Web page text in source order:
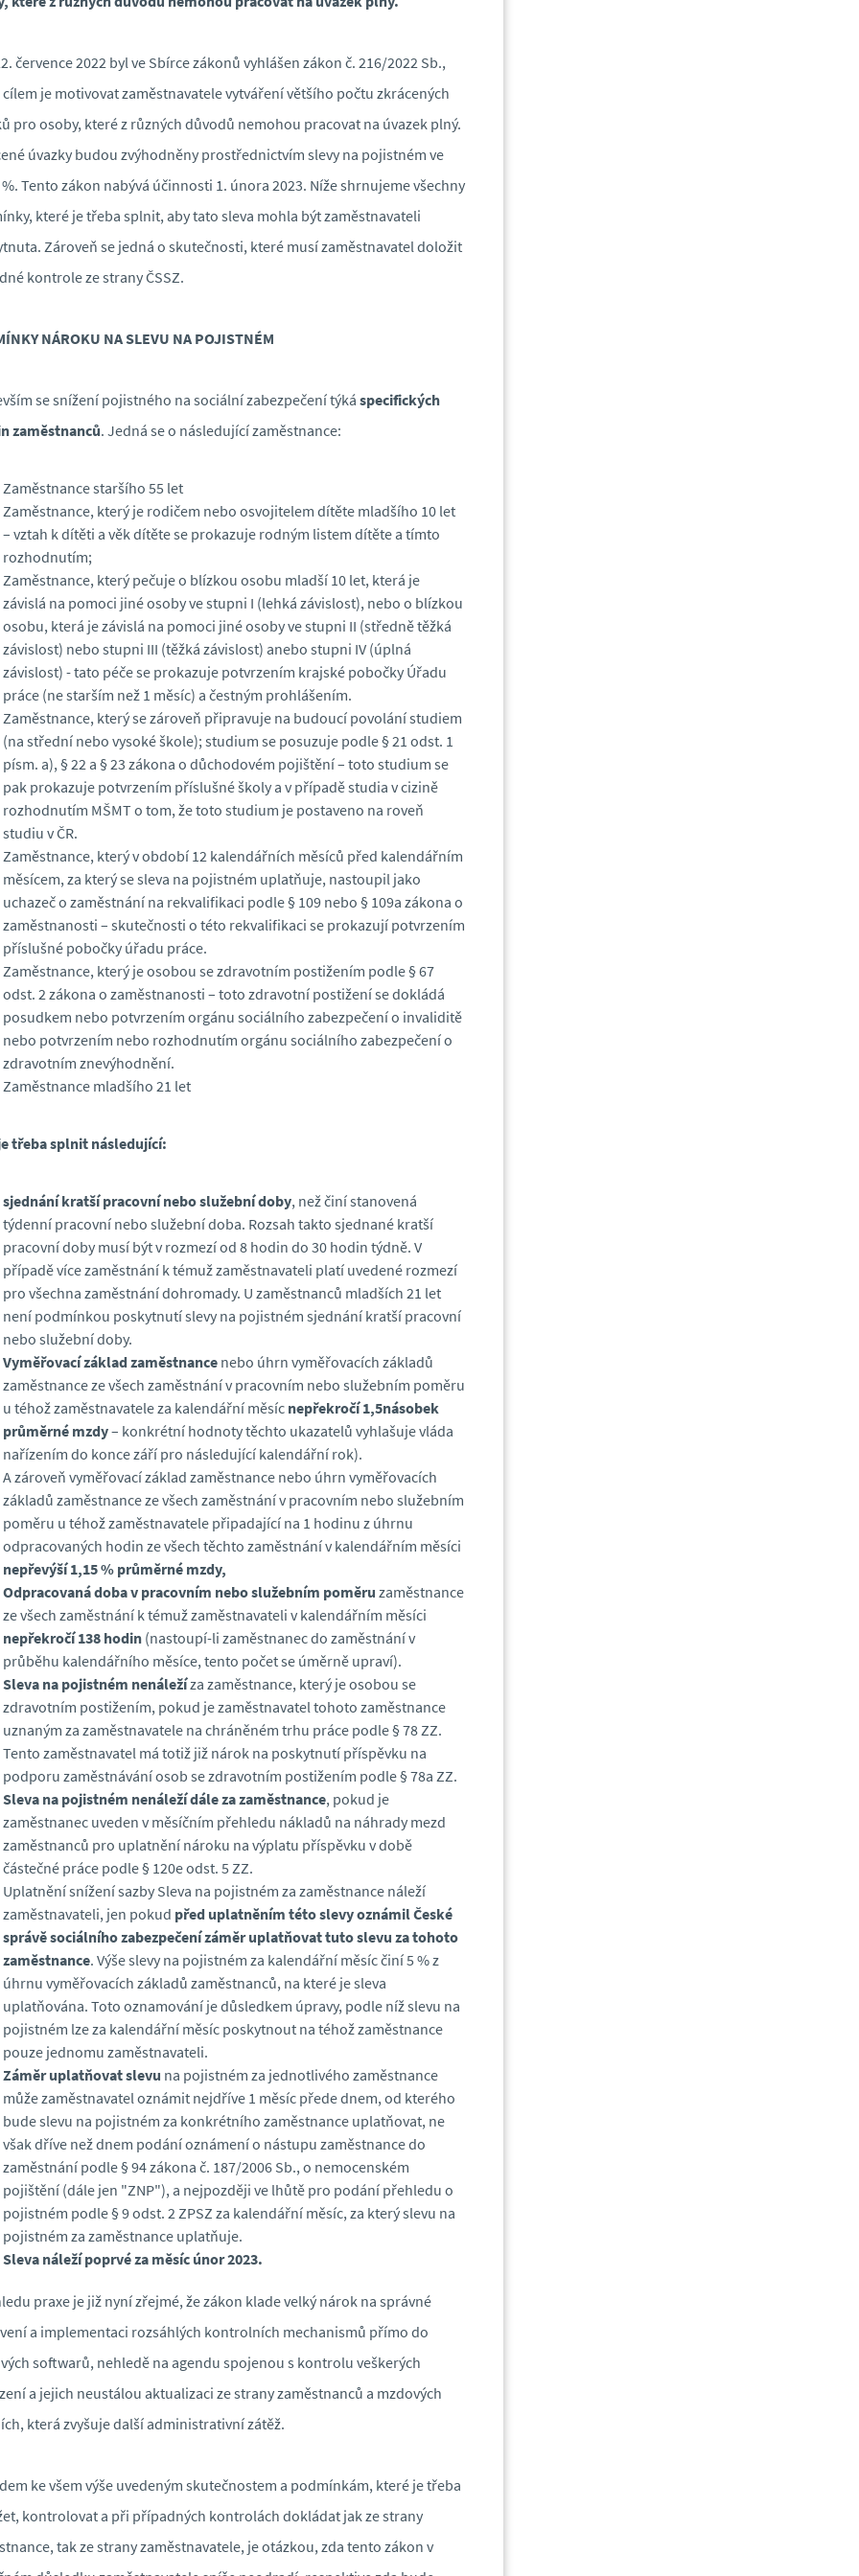
července 2022 byl ve Sbírce zákonů vyhlášen zákon č. 216/2022 Sb.,
je motivovat zaměstnavatele vytváření většího počtu zkrácených
pro osoby, které z různých důvodů nemohou pracovat na úvazek plný.
úvazky budou zvýhodněny prostřednictvím slevy na pojistném ve
%. Tento zákon nabývá účinnosti 1. února 2023. Níže shrnujeme všechny
které je třeba splnit, aby tato sleva mohla být zaměstnavateli
Zároveň se jedná o skutečnosti, které musí zaměstnavatel doložit
kontrole ze strany ČSSZ.
NÁROKU NA SLEVU NA POJISTNÉM
se snížení pojistného na sociální zabezpečení týká specifických
zaměstnanců. Jedná se o následující zaměstnance:
Zaměstnance staršího 55 let
Zaměstnance, který je rodičem nebo osvojitelem dítěte mladšího 10 let
– vztah k dítěti a věk dítěte se prokazuje rodným listem dítěte a tímto
rozhodnutím;
Zaměstnance, který pečuje o blízkou osobu mladší 10 let, která je
závislá na pomoci jiné osoby ve stupni I (lehká závislost), nebo o blízkou
osobu, která je závislá na pomoci jiné osoby ve stupni II (středně těžká
závislost) nebo stupni III (těžká závislost) anebo stupni IV (úplná
závislost) - tato péče se prokazuje potvrzením krajské pobočky Úřadu
práce (ne starším než 1 měsíc) a čestným prohlášením.
Zaměstnance, který se zároveň připravuje na budoucí povolání studiem
(na střední nebo vysoké škole); studium se posuzuje podle § 21 odst. 1
písm. a), § 22 a § 23 zákona o důchodovém pojištění – toto studium se
pak prokazuje potvrzením příslušné školy a v případě studia v cizině
rozhodnutím MŠMT o tom, že toto studium je postaveno na roveň
studiu v ČR.
Zaměstnance, který v období 12 kalendářních měsíců před kalendářním
měsícem, za který se sleva na pojistném uplatňuje, nastoupil jako
uchazeč o zaměstnání na rekvalifikaci podle § 109 nebo § 109a zákona o
zaměstnanosti – skutečnosti o této rekvalifikaci se prokazují potvrzením
příslušné pobočky úřadu práce.
Zaměstnance, který je osobou se zdravotním postižením podle § 67
odst. 2 zákona o zaměstnanosti – toto zdravotní postižení se dokládá
posudkem nebo potvrzením orgánu sociálního zabezpečení o invaliditě
nebo potvrzením nebo rozhodnutím orgánu sociálního zabezpečení o
zdravotním znevýhodnění.
Zaměstnance mladšího 21 let
třeba splnit následující:
sjednání kratší pracovní nebo služební doby, než činí stanovená
týdenní pracovní nebo služební doba. Rozsah takto sjednané kratší
pracovní doby musí být v rozmezí od 8 hodin do 30 hodin týdně. V
případě více zaměstnání k témuž zaměstnavateli platí uvedené rozmezí
pro všechna zaměstnání dohromady. U zaměstnanců mladších 21 let
není podmínkou poskytnutí slevy na pojistném sjednání kratší pracovní
nebo služební doby.
Vyměřovací základ zaměstnance nebo úhrn vyměřovacích základů
zaměstnance ze všech zaměstnání v pracovním nebo služebním poměru
u téhož zaměstnavatele za kalendářní měsíc nepřekročí 1,5násobek
průměrné mzdy– konkrétní hodnoty těchto ukazatelů vyhlašuje vláda
nařízením do konce září pro následující kalendářní rok).
A zároveň vyměřovací základ zaměstnance nebo úhrn vyměřovacích
základů zaměstnance ze všech zaměstnání v pracovním nebo služebním
poměru u téhož zaměstnavatele připadající na 1 hodinu z úhrnu
odpracovaných hodin ze všech těchto zaměstnání v kalendářním měsíci
nepřevýší 1,15 % průměrné mzdy,
Odpracovaná doba v pracovním nebo služebním poměru zaměstnance
ze všech zaměstnání k témuž zaměstnavateli v kalendářním měsíci
nepřekročí 138 hodin (nastoupí-li zaměstnanec do zaměstnání v
průběhu kalendářního měsíce, tento počet se úměrně upraví).
Sleva na pojistném nenáležíza zaměstnance, který je osobou se
zdravotním postižením, pokud je zaměstnavatel tohoto zaměstnance
uznaným za zaměstnavatele na chráněném trhu práce podle § 78 ZZ.
Tento zaměstnavatel má totiž již nárok na poskytnutí příspěvku na
podporu zaměstnávání osob se zdravotním postižením podle § 78a ZZ.
Sleva na pojistném nenáleží dále za zaměstnance, pokud je
zaměstnanec uveden v měsíčním přehledu nákladů na náhrady mezd
zaměstnanců pro uplatnění nároku na výplatu příspěvku v době
částečné práce podle § 120e odst. 5 ZZ.
Uplatnění snížení sazby Sleva na pojistném za zaměstnance náleží
zaměstnavateli, jen pokud před uplatněním této slevy oznámil České
správě sociálního zabezpečení záměr uplatňovat tuto slevu za tohoto
zaměstnance. Výše slevy na pojistném za kalendářní měsíc činí 5 % z
úhrnu vyměřovacích základů zaměstnanců, na které je sleva
uplatňována. Toto oznamování je důsledkem úpravy, podle níž slevu na
pojistném lze za kalendářní měsíc poskytnout na téhož zaměstnance
pouze jednomu zaměstnavateli.
Záměr uplatňovat slevu na pojistném za jednotlivého zaměstnance
může zaměstnavatel oznámit nejdříve 1 měsíc přede dnem, od kterého
bude slevu na pojistném za konkrétního zaměstnance uplatňovat, ne
však dříve než dnem podání oznámení o nástupu zaměstnance do
zaměstnání podle § 94 zákona č. 187/2006 Sb., o nemocenském
pojištění (dále jen "ZNP"), a nejpozději ve lhůtě pro podání přehledu o
pojistném podle § 9 odst. 2 ZPSZ za kalendářní měsíc, za který slevu na
pojistném za zaměstnance uplatňuje.
Sleva náleží poprvé za měsíc únor 2023.
praxe je již nyní zřejmé, že zákon klade velký nárok na správné
a implementaci rozsáhlých kontrolních mechanismů přímo do
softwarů, nehledě na agendu spojenou s kontrolu veškerých
a jejich neustálou aktualizaci ze strany zaměstnanců a mzdových
která zvyšuje další administrativní zátěž.
ke všem výše uvedeným skutečnostem a podmínkám, které je třeba
kontrolovat a při případných kontrolách dokládat jak ze strany
tak ze strany zaměstnavatele, je otázkou, zda tento zákon v